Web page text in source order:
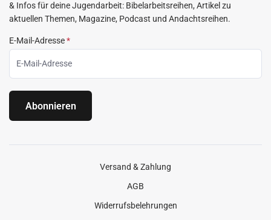
& Infos für deine Jugendarbeit: Bibelarbeitsreihen, Artikel zu
aktuellen Themen, Magazine, Podcast und Andachtsreihen.
E-Mail-Adresse*
Abonnieren
Versand & Zahlung
AGB
Widerrufsbelehrungen